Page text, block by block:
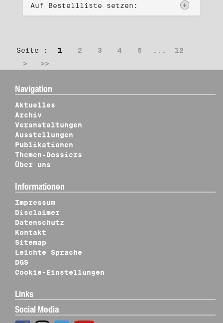
Auf Bestellliste setzen:
Seite : 1 2 3 4 5 ...
12
>
>>
Navigation
Aktuelles
Archiv
Veranstaltungen
Ausstellungen
Publikationen
Themen-Dossiers
Über uns
Informationen
Impressum
Disclaimer
Datenschutz
Kontakt
Sitemap
Leichte Sprache
DGS
Cookie-Einstellungen
Links
Social Media